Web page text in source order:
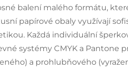
balení malého formátu,
papírové obaly využívají
Každá individuální
systémy CMYK a Pantone
a prohlubňového